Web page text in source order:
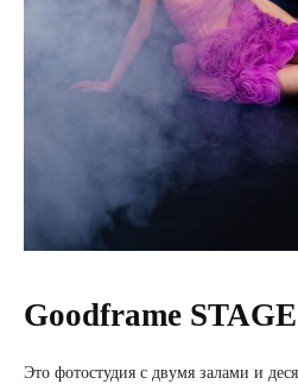
Goodframe STAGE
Это фотостудия с двумя залами и